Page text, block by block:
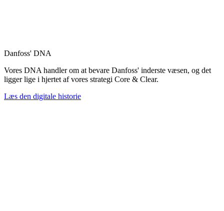
Danfoss' DNA
Vores DNA handler om at bevare Danfoss' inderste væsen, og det
ligger lige i hjertet af vores strategi Core & Clear.
Læs den digitale historie